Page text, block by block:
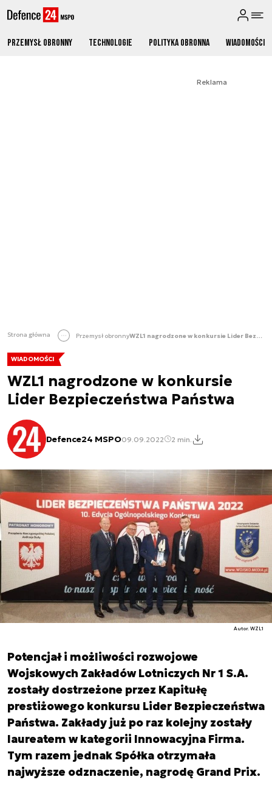
Przemysł obronny Technologie Polityka obronna Wiadomości
Reklama
Strona główna Przemysł obronny WZL1 nagrodzone w konkursie Lider Bezpieczeństwa Państwa
WIADOMOŚCI
WZL1 nagrodzone w konkursie
Lider Bezpieczeństwa Państwa
Defence24 MSPO09.09.2022 2 min.
Autor. WZL1
Potencjał i możliwości rozwojowe
Wojskowych Zakładów Lotniczych Nr 1 S.A.
zostały dostrzeżone przez Kapitułę
prestiżowego konkursu Lider Bezpieczeństwa
Państwa. Zakłady już po raz kolejny zostały
laureatem w kategorii Innowacyjna Firma.
Tym razem jednak Spółka otrzymała
najwyższe odznaczenie, nagrodę Grand Prix.